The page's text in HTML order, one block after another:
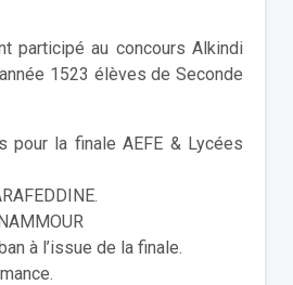
participé au concours Alkindi
1523 élèves de Seconde
la finale AEFE & Lycées
à l’issue de la finale.